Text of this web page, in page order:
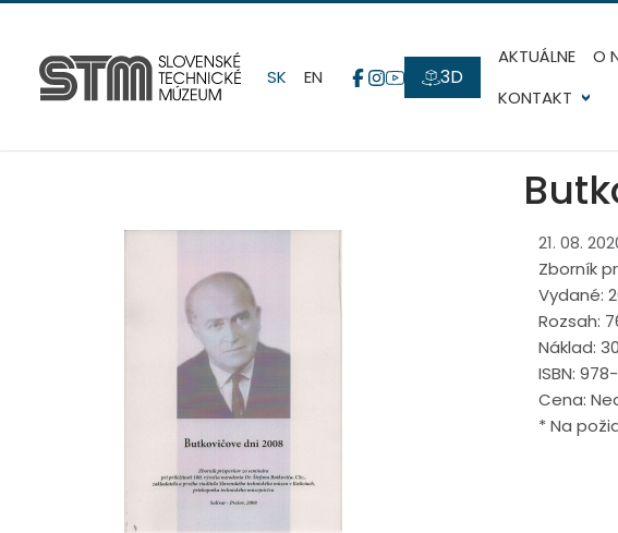
AKTUÁLNE O
KONTAKT
SK EN 3D
21. 08.
Zborník
Vydané:
Rozsah:
Náklad:
ISBN:
Cena:
* Na